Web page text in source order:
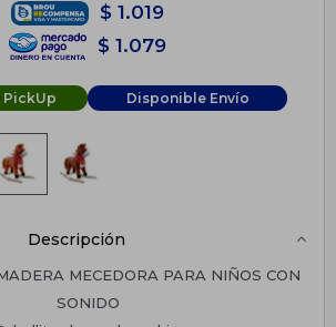
$ 1.019
$ 1.079
Disponible Envío
Descripción
MECEDORA PARA NIÑOS CON
SONIDO